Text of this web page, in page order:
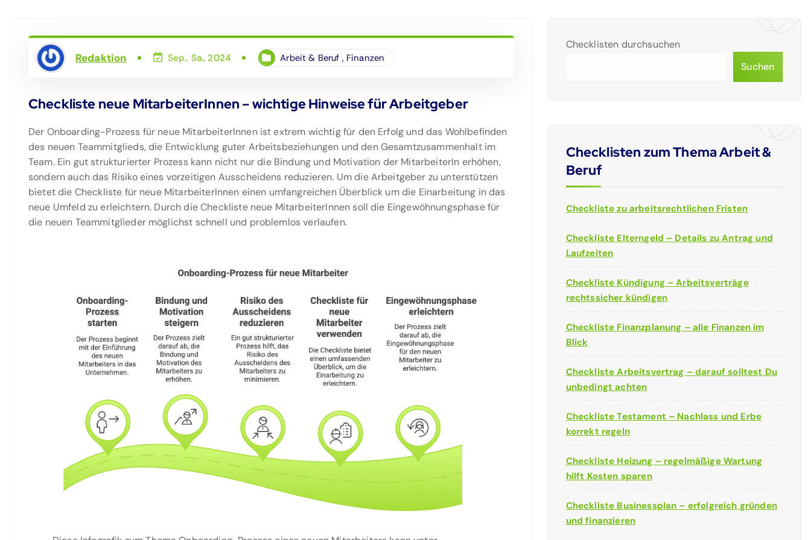
Redaktion Sep., Sa., 2024 Arbeit & Beruf , Finanzen
Checkliste neue MitarbeiterInnen – wichtige Hinweise für Arbeitgeber
Der Onboarding-Prozess für neue MitarbeiterInnen ist extrem wichtig für den Erfolg und das Wohlbefinden
des neuen Teammitglieds, die Entwicklung guter Arbeitsbeziehungen und den Gesamtzusammenhalt im
Team. Ein gut strukturierter Prozess kann nicht nur die Bindung und Motivation der MitarbeiterIn erhöhen,
sondern auch das Risiko eines vorzeitigen Ausscheidens reduzieren. Um die Arbeitgeber zu unterstützen
bietet die Checkliste für neue MitarbeiterInnen einen umfangreichen Überblick um die Einarbeitung in das
neue Umfeld zu erleichtern. Durch die Checkliste neue MitarbeiterInnen soll die Eingewöhnungsphase für
die neuen Teammitglieder möglichst schnell und problemlos verlaufen.
Checklisten durchsuchen
Suchen
Checklisten zum Thema Arbeit &
Beruf
Checkliste zu arbeitsrechtlichen Fristen
Checkliste Elterngeld – Details zu Antrag und
Laufzeiten
Checkliste Kündigung – Arbeitsverträge
rechtssicher kündigen
Checkliste Finanzplanung – alle Finanzen im
Blick
Checkliste Arbeitsvertrag – darauf solltest Du
unbedingt achten
Checkliste Testament – Nachlass und Erbe
korrekt regeln
Checkliste Heizung – regelmäßige Wartung
hilft Kosten sparen
Checkliste Businessplan – erfolgreich gründen
und finanzieren